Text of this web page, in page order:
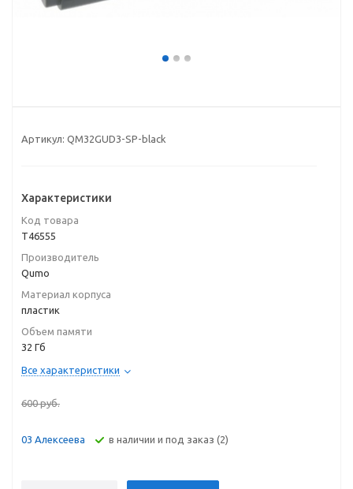
Артикул: QM32GUD3-SP-black
Характеристики
Код товара
T46555
Производитель
Qumo
Материал корпуса
пластик
Объем памяти
32 Гб
Все характеристики
600руб.
03 Алексеева В наличии и под заказ (2)